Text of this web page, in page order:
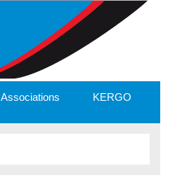
Associations KERGO